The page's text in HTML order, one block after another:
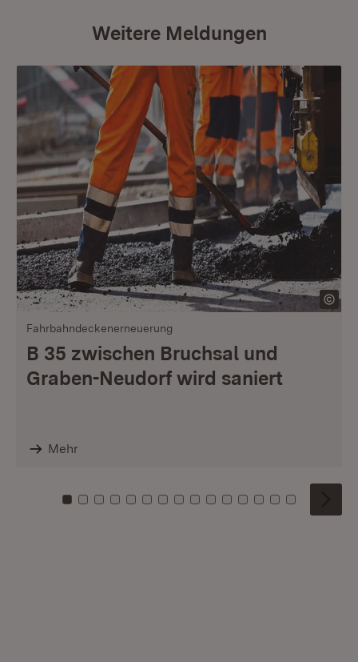
Weitere Meldungen
Fahrbahndeckenerneuerung
B 35 zwischen Bruchsal und
Graben-Neudorf wird saniert
Mehr
Zu Kachel: 0
Zu Kachel: 1
Zu Kachel: 2
Zu Kachel: 3
Zu Kachel: 4
Zu Kachel: 5
Zu Kachel: 6
Zu Kachel: 7
Zu Kachel: 8
Zu Kachel: 9
Zu Kachel: 10
Zu Kachel: 11
Zu Kachel: 12
Zu Kachel:
Zu